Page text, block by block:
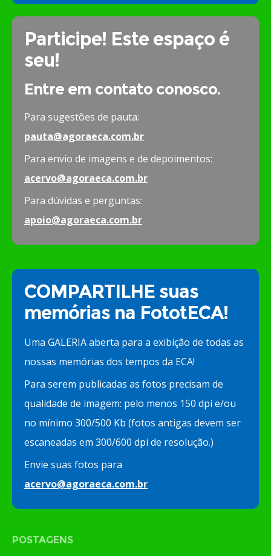
Participe! Este espaço é
seu!
Entre em contato conosco.
Para sugestões de pauta:
pauta@agoraeca.com.br
Para envio de imagens e de depoimentos:
acervo@agoraeca.com.br
Para dúvidas e perguntas:
apoio@agoraeca.com.br
COMPARTILHE suas
memórias na FototECA!
Uma GALERIA aberta para a exibição de todas as
nossas memórias dos tempos da ECA!
Para serem publicadas as fotos precisam de
qualidade de imagem: pelo menos 150 dpi e/ou
no mínimo 300/500 Kb (fotos antigas devem ser
escaneadas em 300/600 dpi de resolução.)
Envie suas fotos para
acervo@agoraeca.com.br
POSTAGENS